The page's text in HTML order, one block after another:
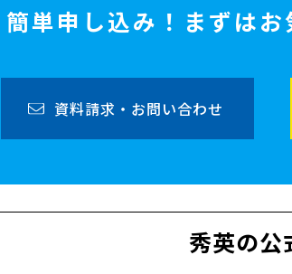
簡単申し込み！ まずは
資料請求・お問い合わせ
秀英の公